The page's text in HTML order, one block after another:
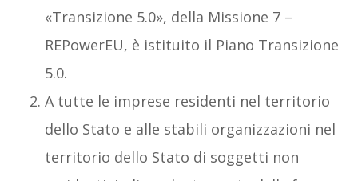
«Transizione 5.0», della Missione 7 –
REPowerEU, è istituito il Piano Transizione
5.0.
A tutte le imprese residenti nel territorio
dello Stato e alle stabili organizzazioni nel
territorio dello Stato di soggetti non